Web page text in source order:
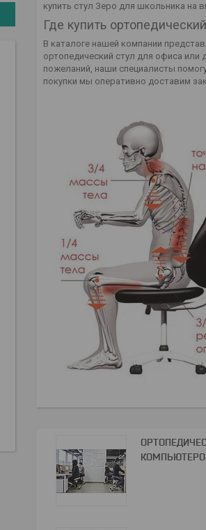
купить стул Зеро для школьника на
Где купить
В каталоге нашей компании
ортопедический стул для офиса
пожеланий, наши специалисты
покупки мы оперативно доставим